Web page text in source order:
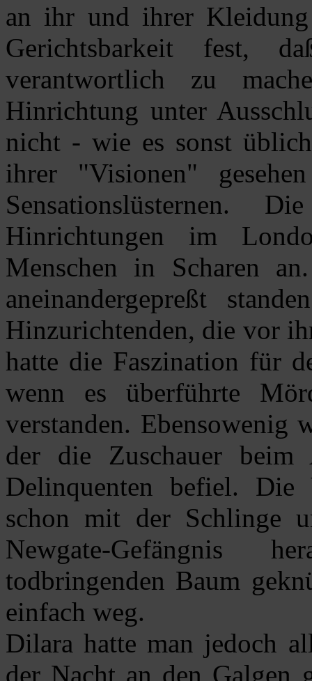
an ihr und ihrer
Gerichtsbarkeit fest,
verantwortlich zu
Hinrichtung unter
nicht - wie es sonst
ihrer "Visionen"
Sensationslüsternen.
Hinrichtungen im
Menschen in Scharen
aneinandergepreßt
Hinzurichtenden, die vor
hatte die Faszination für
wenn es überführte
verstanden. Ebensowenig
der die Zuschauer beim
Delinquenten befiel.
schon mit der Schlinge
Newgate-Gefängnis
todbringenden Baum
einfach weg.
Dilara hatte man jedoch
der Nacht an den Galgen